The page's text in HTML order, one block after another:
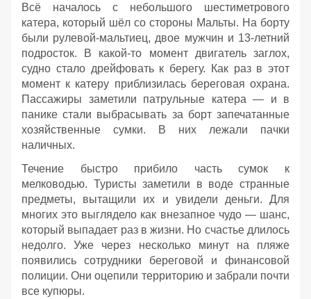
Всё началось с небольшого шестиметрового
катера, который шёл со стороны Мальты. На борту
были рулевой‑мальтиец, двое мужчин и 13‑летний
подросток. В какой‑то момент двигатель заглох,
судно стало дрейфовать к берегу. Как раз в этот
момент к катеру приблизилась береговая охрана.
Пассажиры заметили патрульные катера — и в
панике стали выбрасывать за борт запечатанные
хозяйственные сумки. В них лежали пачки
наличных.
Течение быстро прибило часть сумок к
мелководью. Туристы заметили в воде странные
предметы, вытащили их и увидели деньги. Для
многих это выглядело как внезапное чудо — шанс,
который выпадает раз в жизни. Но счастье длилось
недолго. Уже через несколько минут на пляже
появились сотрудники береговой и финансовой
полиции. Они оцепили территорию и забрали почти
все купюры.